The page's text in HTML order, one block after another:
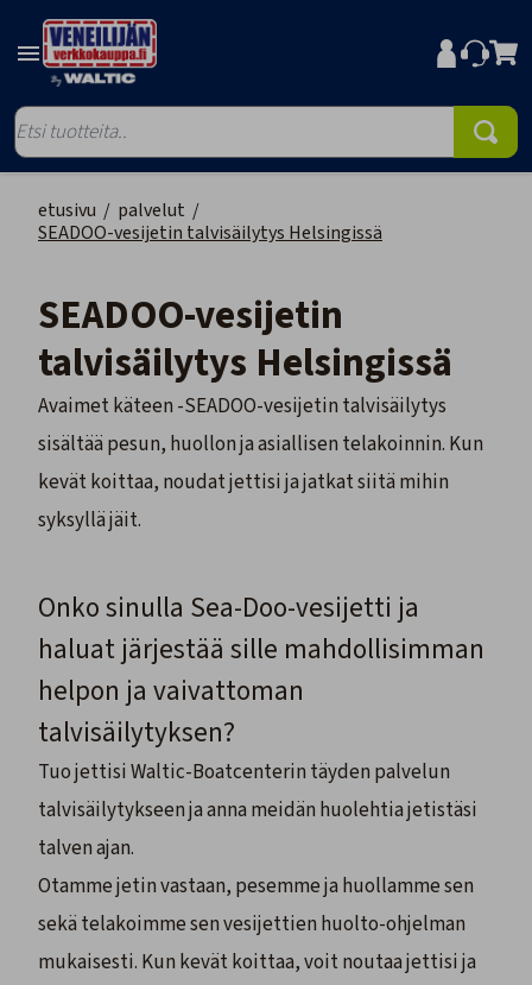
etusivu / palvelut /
SEADOO-vesijetin talvisäilytys Helsingissä
SEADOO-vesijetin
talvisäilytys Helsingissä
Avaimet käteen -SEADOO-vesijetin talvisäilytys
sisältää pesun, huollon ja asiallisen telakoinnin. Kun
kevät koittaa, noudat jettisi ja jatkat siitä mihin
syksyllä jäit.
Onko sinulla Sea-Doo-vesijetti ja
haluat järjestää sille mahdollisimman
helpon ja vaivattoman
talvisäilytyksen?
Tuo jettisi Waltic-Boatcenterin täyden palvelun
talvisäilytykseen ja anna meidän huolehtia jetistäsi
talven ajan.
Otamme jetin vastaan, pesemme ja huollamme sen
sekä telakoimme sen vesijettien huolto-ohjelman
mukaisesti. Kun kevät koittaa, voit noutaa jettisi ja